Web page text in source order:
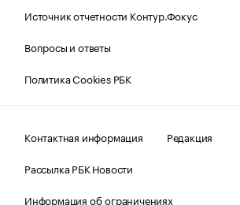
Источник отчетности Контур.Фокус
Вопросы и ответы
Политика Cookies РБК
Контактная информация
Редакция
Рассылка РБК Новости
Информация об ограничениях